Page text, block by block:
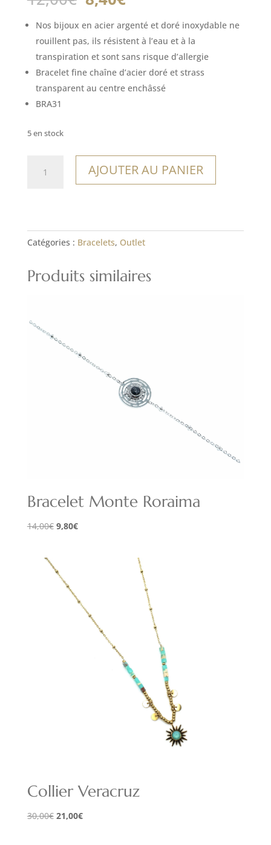
prix
initial
était :
12,00€.
actuel
est :
8,40€.
Nos bijoux en acier argenté et doré inoxydable ne
rouillent pas, ils résistent à l’eau et à la
transpiration et sont sans risque d’allergie
Bracelet fine chaîne d’acier doré et strass
transparent au centre enchâssé
BRA31
5 en stock
AJOUTER AU PANIER
Catégories : Bracelets, Outlet
Produits similaires
Bracelet Monte Roraima
14,00€ Le
était :
14,00€.
9,80€Le
Collier Veracruz
30,00€ Le
21,00€Le